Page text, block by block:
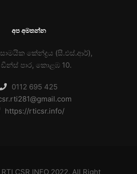
අප අමතන්න
කේන්ද්‍රය (සී.එස්.ආර්),
ඩීන්ස් පාර, කොළඹ 10.
0112 695 425
https://rticsr.info/
RTI CSR INFO2022. All Right